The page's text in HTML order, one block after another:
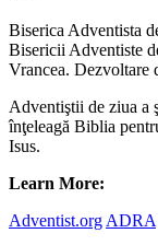
Biserica Adventista
Bisericii Adventiste
Vrancea.
Adventiştii de ziua a
înţeleagă Biblia
Isus.
Learn More:
Adventist.org ADRA